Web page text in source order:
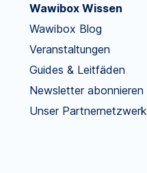
Wawibox Wissen
Wawibox Blog
Veranstaltungen
Guides & Leitfäden
Newsletter abonnieren
Unser Partnernetzwerk